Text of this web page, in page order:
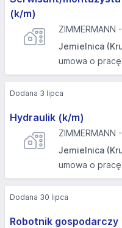
(k/m)
ZIMMERMANN
Jemielnica
umowa o pracę
Hydraulik (k/m)
ZIMMERMANN
Jemielnica
umowa o pracę
Dodana 3 lipca
Robotnik gospodarczy
Dodana 30 lipca